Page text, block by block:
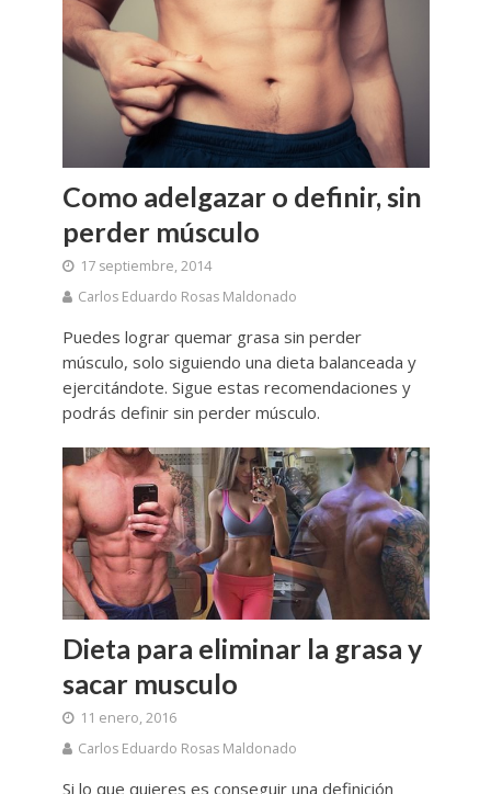
Como adelgazar o definir, sin
perder músculo
17 septiembre, 2014
Carlos Eduardo Rosas Maldonado
Puedes lograr quemar grasa sin perder
músculo, solo siguiendo una dieta balanceada y
ejercitándote. Sigue estas recomendaciones y
podrás definir sin perder músculo.
Dieta para eliminar la grasa y
sacar musculo
11 enero, 2016
Carlos Eduardo Rosas Maldonado
Si lo que quieres es conseguir una definición